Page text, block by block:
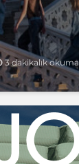
3 dakikalık okuma